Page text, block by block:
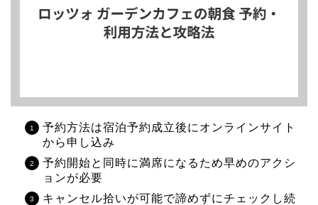
予約方法は宿泊予約成立後にオンラインサイト
から申し込み
予約開始と同時に満席になるため早めのアクシ
ョンが必要
キャンセル拾いが可能で諦めずにチェックし続